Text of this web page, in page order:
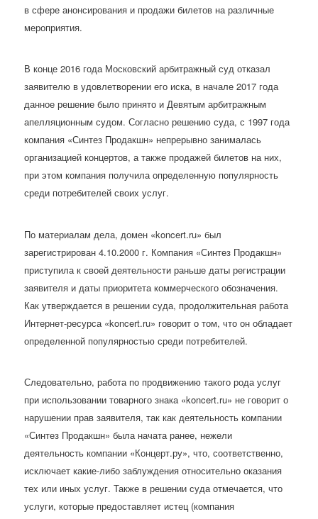
в сфере анонсирования и продажи билетов на различные
мероприятия.
В конце 2016 года Московский арбитражный суд отказал
заявителю в удовлетворении его иска, в начале 2017 года
данное решение было принято и Девятым арбитражным
апелляционным судом. Согласно решению суда, с 1997 года
компания «Синтез Продакшн» непрерывно занималась
организацией концертов, а также продажей билетов на них,
при этом компания получила определенную популярность
среди потребителей своих услуг.
По материалам дела, домен «koncert.ru» был
зарегистрирован 4.10.2000 г. Компания «Синтез Продакшн»
приступила к своей деятельности раньше даты регистрации
заявителя и даты приоритета коммерческого обозначения.
Как утверждается в решении суда, продолжительная работа
Интернет-ресурса «koncert.ru» говорит о том, что он обладает
определенной популярностью среди потребителей.
Следовательно, работа по продвижению такого рода услуг
при использовании товарного знака «koncert.ru» не говорит о
нарушении прав заявителя, так как деятельность компании
«Синтез Продакшн» была начата ранее, нежели
деятельность компании «Концерт.ру», что, соответственно,
исключает какие-либо заблуждения относительно оказания
тех или иных услуг. Также в решении суда отмечается, что
услуги, которые предоставляет истец (компания